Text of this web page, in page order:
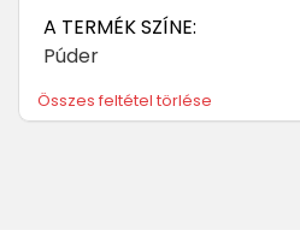
A TERMÉK SZÍNE:
Púder
Összes feltétel törlése